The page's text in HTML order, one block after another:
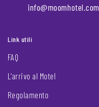
info@moomhotel.com
Link utili
FAQ
L’arrivo al Motel
Regolamento